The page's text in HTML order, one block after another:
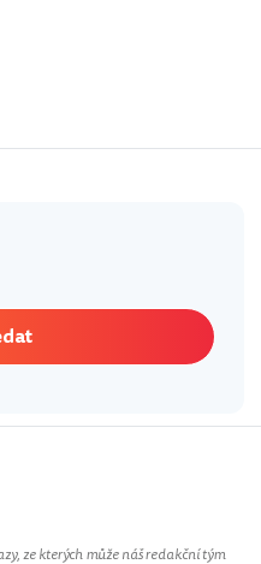
ze kterých může náš redakční tým